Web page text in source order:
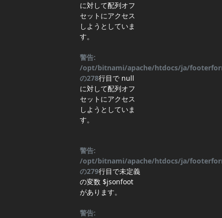
に対して配列オフ
セットにアクセス
しようとしていま
す。
警告:
/opt/bitnami/apache/htdocs/ja/
の278行目で null
に対して配列オフ
セットにアクセス
しようとしていま
す。
警告:
/opt/bitnami/apache/htdocs/ja/
の279行目で未定義
の変数 $jsonfoot
があります。
警告: